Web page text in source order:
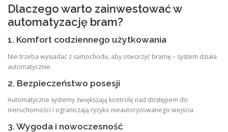
Dlaczego warto zainwestować w
automatyzację bram?
1. Komfort codziennego użytkowania
Nie trzeba wysiadać z samochodu, aby otworzyć bramę – system działa
automatycznie.
2. Bezpieczeństwo posesji
Automatyczne systemy zwiększają kontrolę nad dostępem do
nieruchomości i ograniczają ryzyko nieautoryzowanego wejścia.
3. Wygoda i nowoczesność